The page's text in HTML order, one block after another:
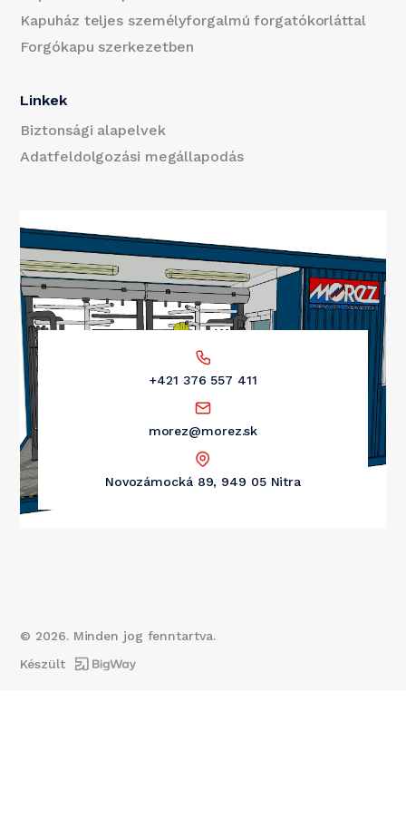
Kapuház teljes személyforgalmú forgatókorláttal
Forgókapu szerkezetben
Linkek
Biztonsági alapelvek
Adatfeldolgozási megállapodás
+421 376 557 411
morez@morez.sk
Novozámocká 89, 949 05 Nitra
© 2026. Minden jog fenntartva.
Készült